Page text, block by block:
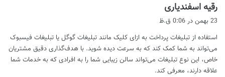
رقیه اسفندیاری
ف
:
23 بهمن در 0:06 ق.ظ
استفاده از تبلیغات پرداخت به ازای کلیک مانند تبلیغات گوگل یا تبلیغات فیسبوک
می‌تواند به شما کمک کند که به سرعت دیده شوید. با هدف‌گذاری دقیق مشتریان
خاص، این نوع تبلیغات می‌تواند سالن زیبایی شما را به افرادی که به خدمات شما
علاقه دارند، معرفی کند.